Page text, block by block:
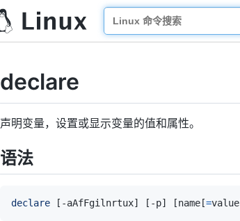
declare
声明变量，设置或显示变量的值和属性。
语法
declare [ -aAfFgilnrtux] [ -p] [name [=value